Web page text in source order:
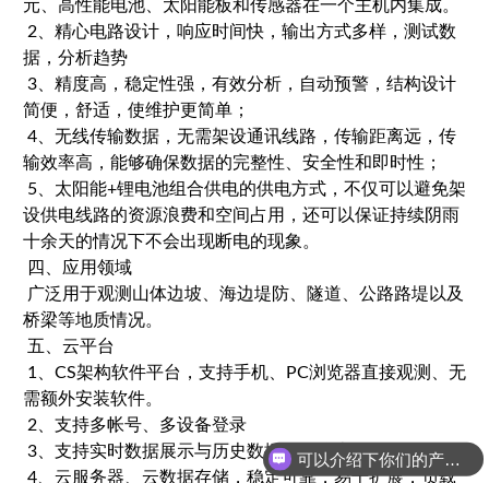
元、高性能电池、太阳能板和传感器在一个主机内集成。
2、精心电路设计，响应时间快，输出方式多样，测试数
据，分析趋势
3、精度高，稳定性强，有效分析，自动预警，结构设计
简便，舒适，使维护更简单；
4、无线传输数据，无需架设通讯线路，传输距离远，传
输效率高，能够确保数据的完整性、安全性和即时性；
5、太阳能+锂电池组合供电的供电方式，不仅可以避免架
设供电线路的资源浪费和空间占用，还可以保证持续阴雨
十余天的情况下不会出现断电的现象。
四、应用领域
广泛用于观测山体边坡、海边堤防、隧道、公路路堤以及
桥梁等地质情况。
五、云平台
1、CS架构软件平台，支持手机、PC浏览器直接观测、无
需额外安装软件。
2、支持多帐号、多设备登录
3、支持实时数据展示与历史数据展示仪表板
4、云服务器、云数据存储，稳定可靠，易于扩展，负载
可以介绍下你们的产品么？